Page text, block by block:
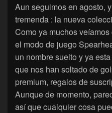
Aun seguimos en agosto,
tremenda : la nueva
Como ya muchos
el modo de juego
un nombre suelto y ya
que nos han soltado de
premium, regalos de
Aunque de momento,
así que cualquier cosa